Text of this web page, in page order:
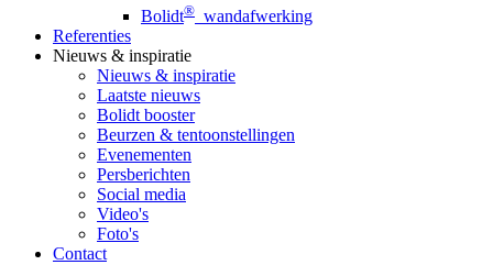
Bolidt® wandafwerking
Referenties
Nieuws & inspiratie
Nieuws & inspiratie
Laatste nieuws
Bolidt booster
Beurzen & tentoonstellingen
Evenementen
Persberichten
Social media
Video's
Foto's
Contact